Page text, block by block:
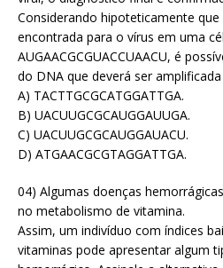
Considerando hipoteticamente
encontrada para o vírus em uma
AUGAACGCGUACCUAACU, é
do DNA que deverá ser
A) TACTTGCGCATGGATTGA.
B) UACUUGCGCAUGGAUUGA.
C) UACUUGCGCAUGGAUACU.
D) ATGAACGCGTAGGATTGA.
04) Algumas doenças
no metabolismo de vitamina.
Assim, um indivíduo com índices
vitaminas pode apresentar algum